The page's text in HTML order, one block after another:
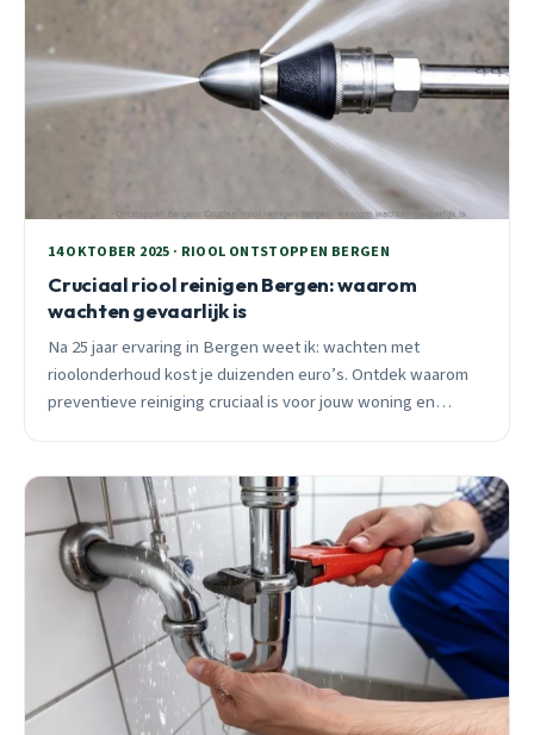
14 OKTOBER 2025 · RIOOL ONTSTOPPEN BERGEN
Cruciaal riool reinigen Bergen: waarom
wachten gevaarlijk is
Na 25 jaar ervaring in Bergen weet ik: wachten met
rioolonderhoud kost je duizenden euro’s. Ontdek waarom
preventieve reiniging cruciaal is voor jouw woning en